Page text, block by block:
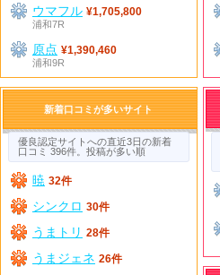
ウマフル ¥1,705,800
浦和7R
原点 ¥1,390,460
浦和9R
新着口コミが多いサイト
優良認定サイトへの直近3日の新着
口コミ 396件。投稿が多い順
暁 32件
シンクロ 30件
うまトリ 28件
うまジェネ 26件